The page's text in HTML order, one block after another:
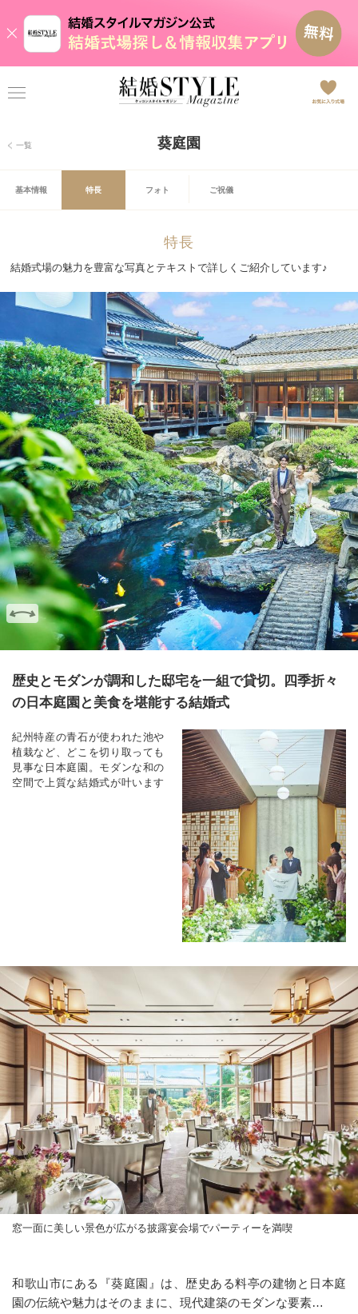
一覧 葵庭園
基本情報 特長 フォト ご祝儀
特長
結婚式場の魅力を豊富な写真とテキストで詳しくご紹介しています♪
歴史とモダンが調和した邸宅を一組で貸切。四季折々
の日本庭園と美食を堪能する結婚式
紀州特産の青石が使われた池や
植栽など、どこを切り取っても
見事な日本庭園。モダンな和の
空間で上質な結婚式が叶います
窓一面に美しい景色が広がる披露宴会場でパーティーを満喫
和歌山市にある『葵庭園』は、歴史ある料亭の建物と日本庭
園の伝統や魅力はそのままに、現代建築のモダンな要素…